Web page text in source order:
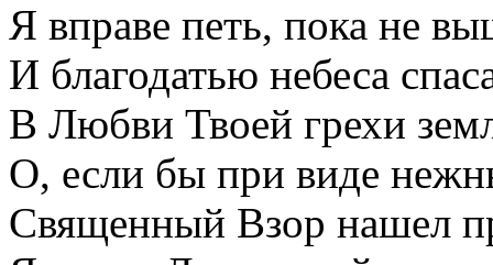
Я вправе петь, пока не
И благодатью небеса
В Любви Твоей грехи
О, если бы при виде
Священный Взор нашел